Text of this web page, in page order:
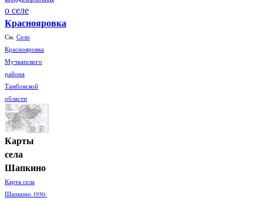
о селе
Краснояровка
См. Село
Краснояровка
Мучкапского
района
Тамбовской
области
Карты
села
Шапкино
Карта села
Шапкино 1930-